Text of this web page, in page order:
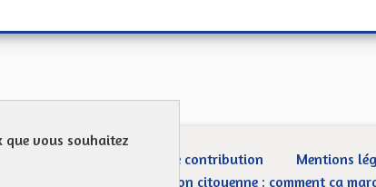
Charte de contribution
Mentions
Droit d’interpellation citoyenne : comment ça
que vous souhaitez